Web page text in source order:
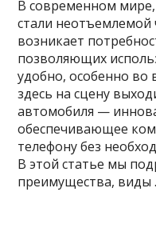
В современном
стали
возникает
позволяющих
удобно, особенно
здесь на сцену
автомобиля —
обеспечивающее
телефону без
В этой статье мы
преимущества, виды